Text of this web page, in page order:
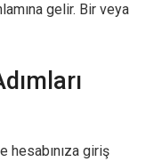
gelir. Bir veya
hesabınıza giriş